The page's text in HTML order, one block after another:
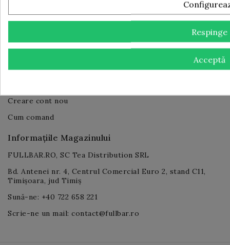
Comunicat de presă finalizare implementare proiect
PNRR
Log in
Contul tău
Creare cont nou
Cum comand
Informațiile Magazinului
FULLBAR.RO, SC Tea Distribution SRL
Bd. Antenei nr. 4, Centrul Comercial Euro 2, stand C11,
Timișoara, jud Timiș
Sună-ne: +40 722 658 221
Scrie-ne un mail: contact@fullbar.ro
Respinge
Acceptă